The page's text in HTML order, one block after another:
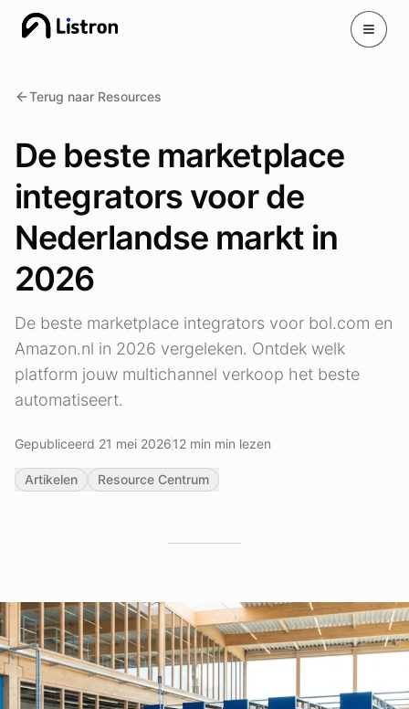
Terug naar Resources
De beste marketplace
integrators voor de
Nederlandse markt in
2026
De beste marketplace integrators voor bol.com en
Amazon.nl in 2026 vergeleken. Ontdek welk
platform jouw multichannel verkoop het beste
automatiseert.
Gepubliceerd 21 mei 202612 min min lezen
Artikelen Resource Centrum